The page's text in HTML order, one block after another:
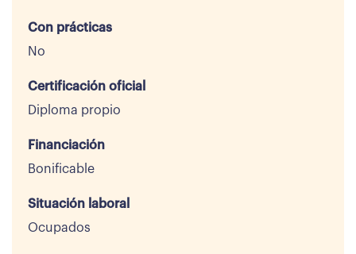
Con prácticas
No
Certificación oficial
Diploma propio
Financiación
Bonificable
Situación laboral
Ocupados